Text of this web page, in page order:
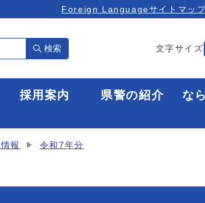
Foreign Languageサイトマッ
検索 文字サイズ
採用案内 県警の紹介
な
報 令和7年分